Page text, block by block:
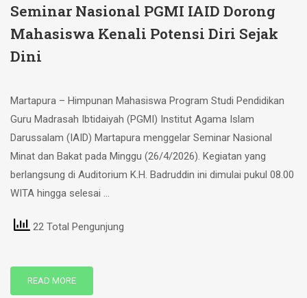
Seminar Nasional PGMI IAID Dorong
Mahasiswa Kenali Potensi Diri Sejak
Dini
Martapura – Himpunan Mahasiswa Program Studi Pendidikan
Guru Madrasah Ibtidaiyah (PGMI) Institut Agama Islam
Darussalam (IAID) Martapura menggelar Seminar Nasional
Minat dan Bakat pada Minggu (26/4/2026). Kegiatan yang
berlangsung di Auditorium K.H. Badruddin ini dimulai pukul 08.00
WITA hingga selesai …
22 Total Pengunjung
READ MORE